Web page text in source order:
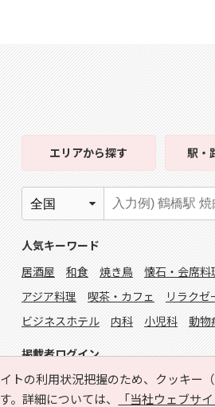
トの利用状況把握のため、クッキー
詳細については、
「当社ウェブサ
エリアから探す 駅・
人気キーワード
居酒屋
和食 焼き鳥 懐石・会席料
アジア料理
喫茶・カフェ リラクゼ
ビジネスホテル
内科 小児科 動物
掲載者ログイン